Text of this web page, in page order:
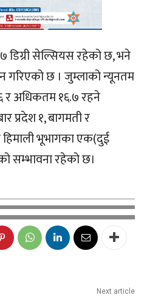
डिग्री सेल्सियस रहेको छ, भने
छ । जुम्लाको न्यूनतम
र अधिकतम १६.७ रहने
प्रदेश १, बागमती र
भूभागका एक(दुई
सम्भावना रहेको छ।
Next article